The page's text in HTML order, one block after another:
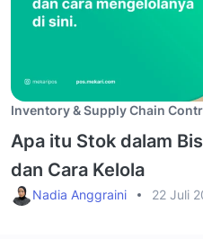
Inventory & Supply Chain
Apa itu Stok dalam
dan Cara Kelola
Nadia Anggraini 22 Juli